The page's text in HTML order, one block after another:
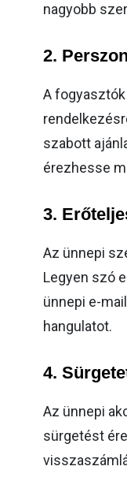
nagyobb
2.
A
szabott
érezhesse
3.
Az ünnepi
Legyen szó
ünnepi e-
hangulatot.
4.
Az ünnepi
sürgetést